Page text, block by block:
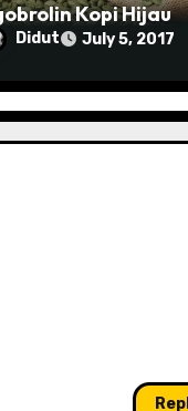
Kopi Hijau
Didut July 5, 2017